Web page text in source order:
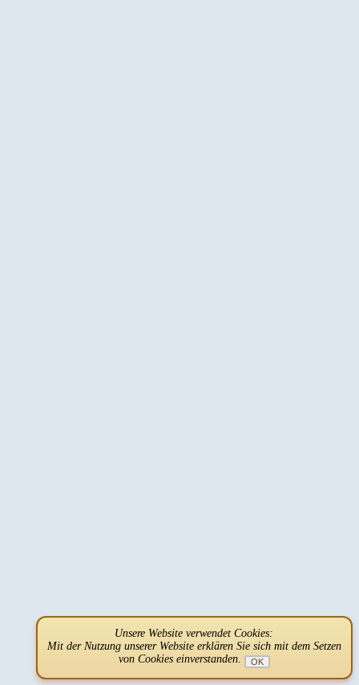
Unsere Website verwendet Cookies:
Mit der Nutzung unserer Website erklären Sie sich mit dem Setzen
von Cookies einverstanden.
OK